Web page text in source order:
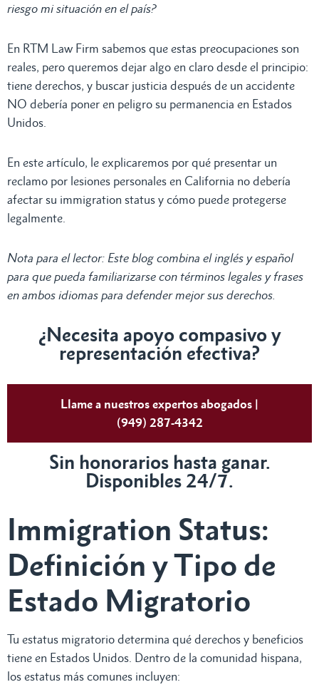
riesgo mi situación en el país?
En RTM Law Firm sabemos que estas preocupaciones son
reales, pero queremos dejar algo en claro desde el principio:
tiene derechos, y buscar justicia después de un accidente
NO debería poner en peligro su permanencia en Estados
Unidos.
En este artículo, le explicaremos por qué presentar un
reclamo por lesiones personales en California no debería
afectar su immigration status y cómo puede protegerse
legalmente.
Nota para el lector: Este blog combina el inglés y español
para que pueda familiarizarse con términos legales y frases
en ambos idiomas para defender mejor sus derechos.
¿Necesita apoyo compasivo y
representación efectiva?
Llame a nuestros expertos abogados |
(949) 287-4342
Sin honorarios hasta ganar.
Disponibles 24/7.
Immigration Status:
Definición y Tipo de
Estado Migratorio
Tu estatus migratorio determina qué derechos y beneficios
tiene en Estados Unidos. Dentro de la comunidad hispana,
los estatus más comunes incluyen: